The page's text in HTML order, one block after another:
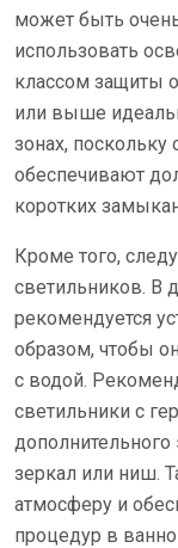
может быть
использовать
классом защиты
или выше
зонах,
обеспечивают
коротких
Кроме того,
светильников. В
рекомендуется
образом, чтобы
с водой.
светильники с
зеркал или ниш.
атмосферу и
процедур в